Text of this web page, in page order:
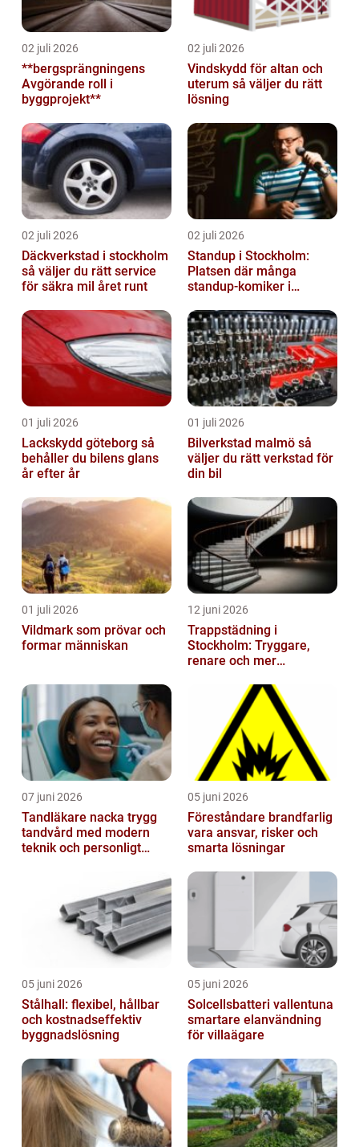
02 juli 2026
**bergsprängningens
Avgörande roll i
byggprojekt**
02 juli 2026
Vindskydd för altan och
uterum så väljer du rätt
lösning
02 juli 2026
Däckverkstad i stockholm
så väljer du rätt service
för säkra mil året runt
02 juli 2026
Standup i Stockholm:
Platsen där många
standup-komiker i
01 juli 2026
Lackskydd göteborg så
behåller du bilens glans
år efter år
01 juli 2026
Bilverkstad malmö så
väljer du rätt verkstad för
din bil
01 juli 2026
Vildmark som prövar och
formar människan
12 juni 2026
Trappstädning i
Stockholm: Tryggare,
renare och mer
07 juni 2026
Tandläkare nacka trygg
tandvård med modern
teknik och personligt
05 juni 2026
Föreståndare brandfarlig
vara ansvar, risker och
smarta lösningar
05 juni 2026
Stålhall: flexibel, hållbar
och kostnadseffektiv
byggnadslösning
05 juni 2026
Solcellsbatteri vallentuna
smartare elanvändning
för villaägare